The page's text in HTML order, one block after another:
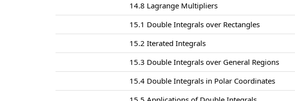
14.8 Lagrange Multipliers
15.1 Double Integrals over Rectangles
15.2 Iterated Integrals
15.3 Double Integrals over General Regions
15.4 Double Integrals in Polar Coordinates